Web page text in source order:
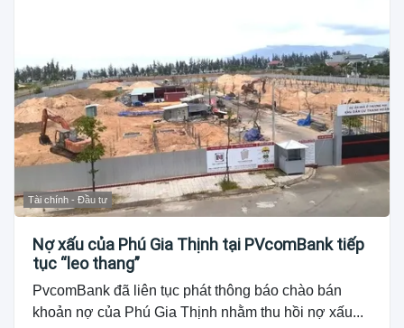
Tài chính - Đầu tư
Nợ xấu của Phú Gia Thịnh tại PVcomBank tiếp
tục “leo thang”
PvcomBank đã liên tục phát thông báo chào bán
khoản nợ của Phú Gia Thịnh nhằm thu hồi nợ xấu...